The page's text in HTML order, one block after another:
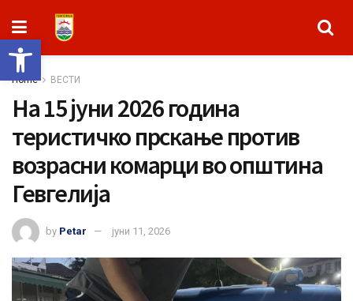
Open toolbar
Home ВЕСТИ
На 15 јуни 2026 година
теристичко прскање против
возрасни комарци во општина
Гевгелија
by Petar јуни 11, 2026